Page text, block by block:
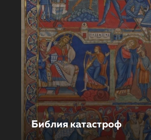
Библия катастроф